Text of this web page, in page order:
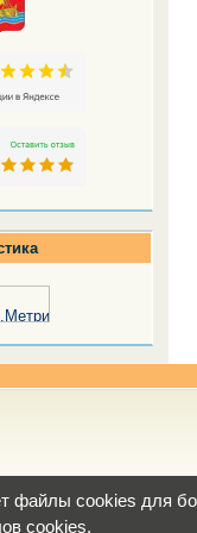
файлы cookies для
cookies.